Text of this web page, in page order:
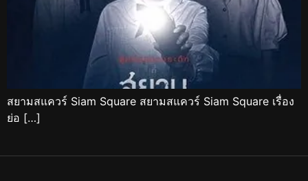
สยามสแควร์ Siam Square สยามสแควร์ Siam Square เรื่อง
ย่อ […]